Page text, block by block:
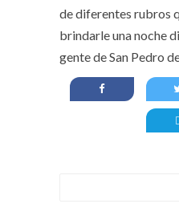
de diferentes rubros
brindarle una noche
gente de San Pedro